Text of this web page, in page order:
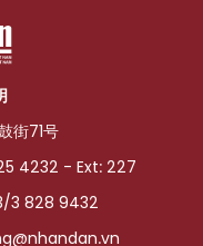
街71号
4232 - Ext: 227
3 828 9432